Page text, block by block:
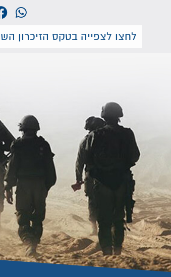
לחצו לצפייה בטקס הזיכרון